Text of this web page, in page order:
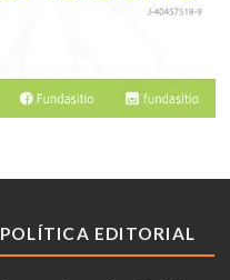
POLÍTICA EDITORIAL